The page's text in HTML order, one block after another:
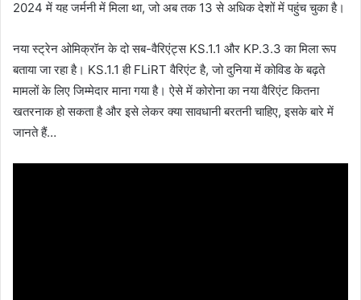
2024 में यह जर्मनी में मिला था, जो अब तक 13 से अधिक देशों में पहुंच चुका है।
नया स्ट्रेन ओमिक्रॉन के दो सब-वैरिएंट्स KS.1.1 और KP.3.3 का मिला रूप
बताया जा रहा है। KS.1.1 ही FLiRT वैरिएंट है, जो दुनिया में कोविड के बढ़ते
मामलों के लिए जिम्मेदार माना गया है। ऐसे में कोरोना का नया वैरिएंट कितना
खतरनाक हो सकता है और इसे लेकर क्या सावधानी बरतनी चाहिए, इसके बारे में
जानते हैं…